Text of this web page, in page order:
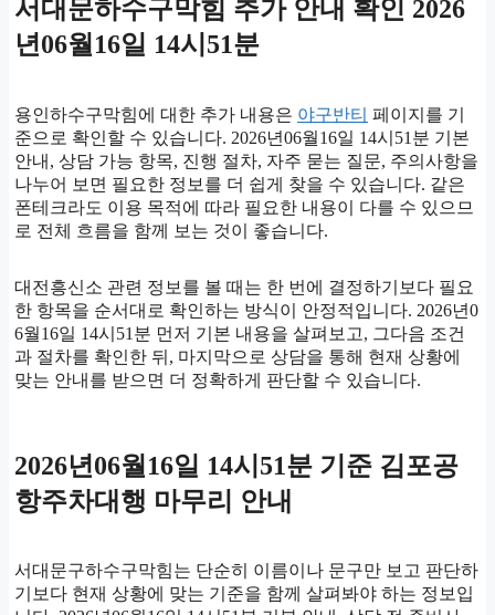
서대문하수구막힘 추가 안내 확인 2026
년06월16일 14시51분
용인하수구막힘에 대한 추가 내용은 야구반티 페이지를 기
준으로 확인할 수 있습니다. 2026년06월16일 14시51분 기본
안내, 상담 가능 항목, 진행 절차, 자주 묻는 질문, 주의사항을
나누어 보면 필요한 정보를 더 쉽게 찾을 수 있습니다. 같은
폰테크라도 이용 목적에 따라 필요한 내용이 다를 수 있으므
로 전체 흐름을 함께 보는 것이 좋습니다.
대전흥신소 관련 정보를 볼 때는 한 번에 결정하기보다 필요
한 항목을 순서대로 확인하는 방식이 안정적입니다. 2026년0
6월16일 14시51분 먼저 기본 내용을 살펴보고, 그다음 조건
과 절차를 확인한 뒤, 마지막으로 상담을 통해 현재 상황에
맞는 안내를 받으면 더 정확하게 판단할 수 있습니다.
2026년06월16일 14시51분 기준 김포공
항주차대행 마무리 안내
서대문구하수구막힘는 단순히 이름이나 문구만 보고 판단하
기보다 현재 상황에 맞는 기준을 함께 살펴봐야 하는 정보입